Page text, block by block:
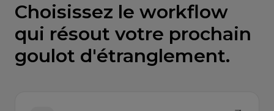
Choisissez le workflow
qui résout votre prochain
goulot d'étranglement.